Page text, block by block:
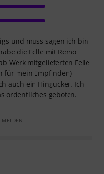
und muss sagen ich bin
die Felle mit Remo
Werk mitgelieferten Felle
für mein Empfinden)
auch ein Hingucker. Ich
ordentliches geboten.
MELDEN